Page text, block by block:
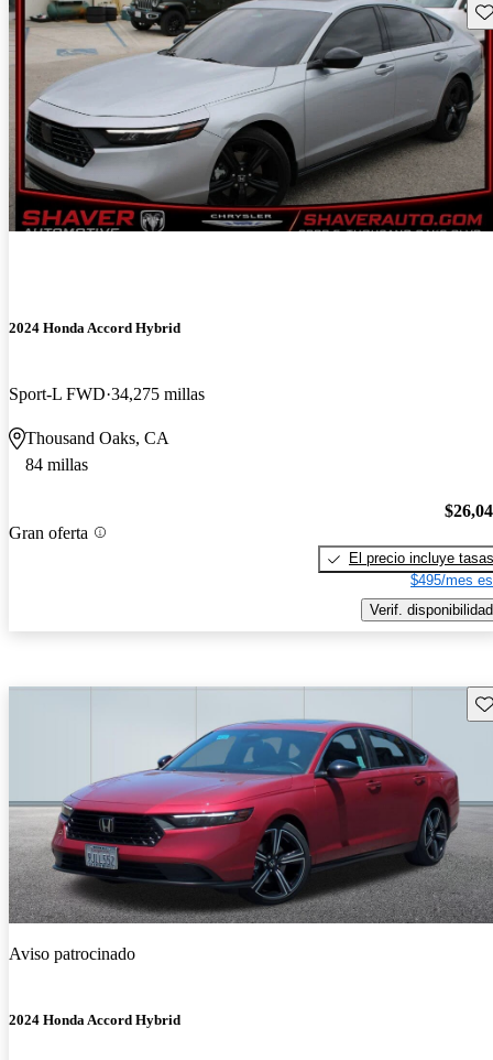
2024 Honda Accord Hybrid
Sport-L FWD 34,275 millas
Thousand Oaks, CA
84 millas
Gran oferta
El precio incluye tasas
$495/mes
Verif. disponibilidad
Aviso patrocinado
2024 Honda Accord Hybrid